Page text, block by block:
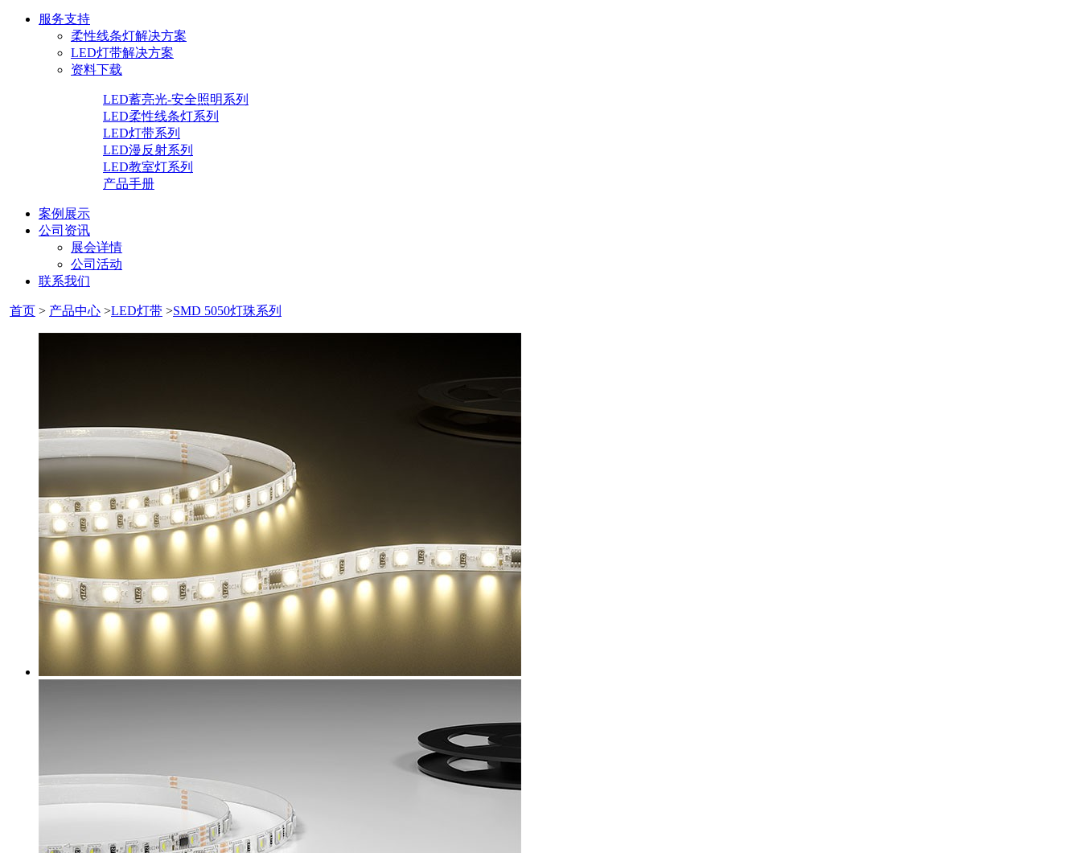
服务支持
柔性线条灯解决方案
LED灯带解决方案
资料下载
LED蓄亮光-安全照明系列
LED柔性线条灯系列
LED灯带系列
LED漫反射系列
LED教室灯系列
产品手册
案例展示
公司资讯
展会详情
公司活动
联系我们
首页 > 产品中心 >LED灯带 >SMD 5050灯珠系列